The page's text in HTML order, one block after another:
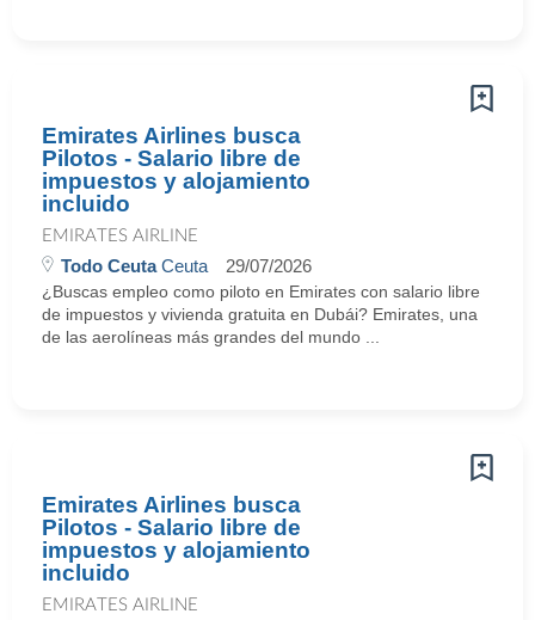
Emirates Airlines busca
Pilotos - Salario libre de
impuestos y alojamiento
incluido
EMIRATES AIRLINE
Todo CeutaCeuta 29/07/2026
¿Buscas empleo como piloto en Emirates con salario libre
de impuestos y vivienda gratuita en Dubái? Emirates, una
de las aerolíneas más grandes del mundo ...
Emirates Airlines busca
Pilotos - Salario libre de
impuestos y alojamiento
incluido
EMIRATES AIRLINE